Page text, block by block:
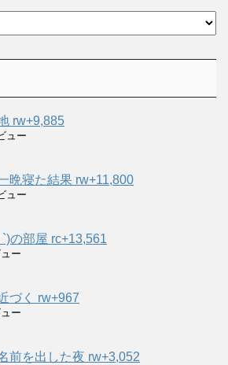
rw+9,885
ュー
晩寝た結果 rw+11,800
ュー
の部屋 rc+13,561
ー
づく rw+967
ー
前を出した夜 rw+3,052